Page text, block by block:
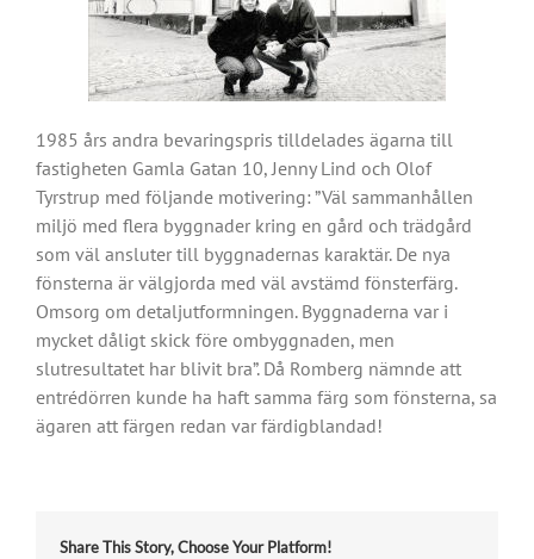
1985 års andra bevaringspris tilldelades ägarna till
fastigheten Gamla Gatan 10, Jenny Lind och Olof
Tyrstrup med följande motivering: ”Väl sammanhållen
miljö med flera byggnader kring en gård och trädgård
som väl ansluter till byggnadernas karaktär. De nya
fönsterna är välgjorda med väl avstämd fönsterfärg.
Omsorg om detaljutformningen. Byggnaderna var i
mycket dåligt skick före ombyggnaden, men
slutresultatet har blivit bra”. Då Romberg nämnde att
entrédörren kunde ha haft samma färg som fönsterna, sa
ägaren att färgen redan var färdigblandad!
Share This Story, Choose Your Platform!